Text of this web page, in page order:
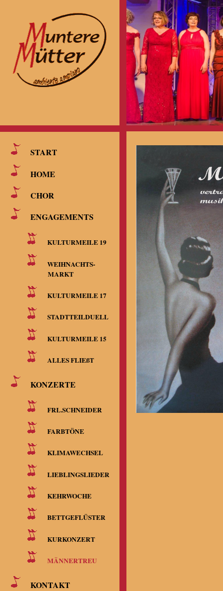
START
HOME
CHOR
ENGAGEMENTS
KULTURMEILE 19
WEIHNACHTS-
MARKT
KULTURMEILE 17
STADTTEILDUELL
KULTURMEILE 15
ALLES FLIEßT
KONZERTE
FRL.SCHNEIDER
FARBTÖNE
KLIMAWECHSEL
LIEBLINGSLIEDER
KEHRWOCHE
BETTGEFLÜSTER
KURKONZERT
MÄNNERTREU
KONTAKT